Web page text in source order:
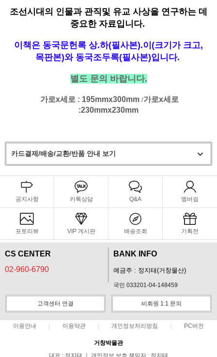
조선시대의 인물과 관직및 유교 사상을 연구하는 데
중요한 자료입니다.
이책은 동국문헌록 상.하(필사본).이(크기가 크고,
목판본)와 동국조두록(필사본)입니다.
별도 문의 바랍니다.
가로x세로 : 195mmx300mm /가로x세로
:230mmx230mm
카드결제/배송/교환/반품 안내 보기
공지사항 카톡상담 Q&A 멤버쉽
포토리뷰 VIP 게시판 배송조회 기획전
CS CENTER
02-960-6790
BANK INFO
예금주 : 정지태(거창물산)
국민 033201-04-148459
고객센터 연결 비회원 1:1 문의
이용안내 이용약관 개인정보처리방침 PC버전
거창박물관
대표 : 정지태 ㅣ 개인정보 보호 책임자 : 정지태